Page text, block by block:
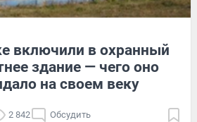
включили в охранный
здание — чего оно
на своем веку
2 842 Обсудить